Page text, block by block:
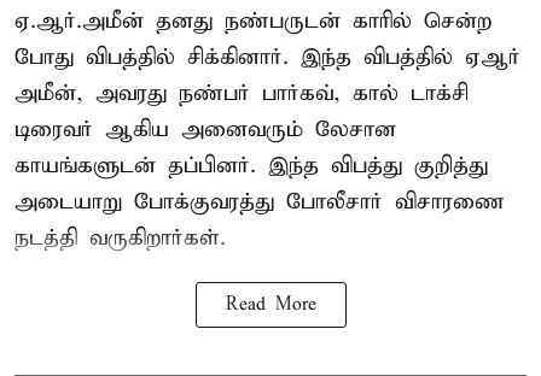
ஏ.ஆர்.அமீன் தனது நண்பருடன் காரில் சென்ற
போது விபத்தில் சிக்கினார். இந்த விபத்தில் ஏஆர்
அமீன், அவரது நண்பர் பார்கவ், கால் டாக்சி
டிரைவர் ஆகிய அனைவரும் லேசான
காயங்களுடன் தப்பினர். இந்த விபத்து குறித்து
அடையாறு போக்குவரத்து போலீசார் விசாரணை
நடத்தி வருகிறார்கள்.
Read More